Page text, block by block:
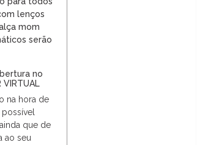
lenços
mom
serão
no
VIRTUAL
na hora de
que de
ao seu